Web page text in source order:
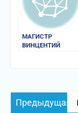
МАГИСТР
ВИНЦЕНТИЙ
Навигация
по
Предыдущая